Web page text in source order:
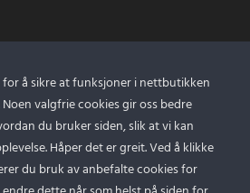
for å sikre at funksjoner i nettbutikken
valgfrie cookies gir oss bedre
du bruker siden, slik at vi kan
Håper det er greit. Ved å klikke
du bruk av anbefalte cookies for